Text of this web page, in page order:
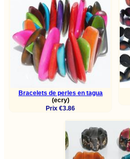
Bracelets de perles en tagua
(ecry)
Prix €3.86